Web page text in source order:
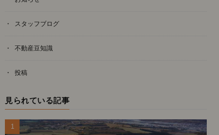
スタッフブログ
不動産豆知識
投稿
見られている記事